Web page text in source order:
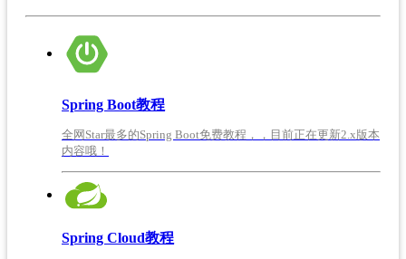
Spring Boot教程
全网Star最多的Spring Boot免费教程，，目前正在更新2.x版本
内容哦！
Spring Cloud教程